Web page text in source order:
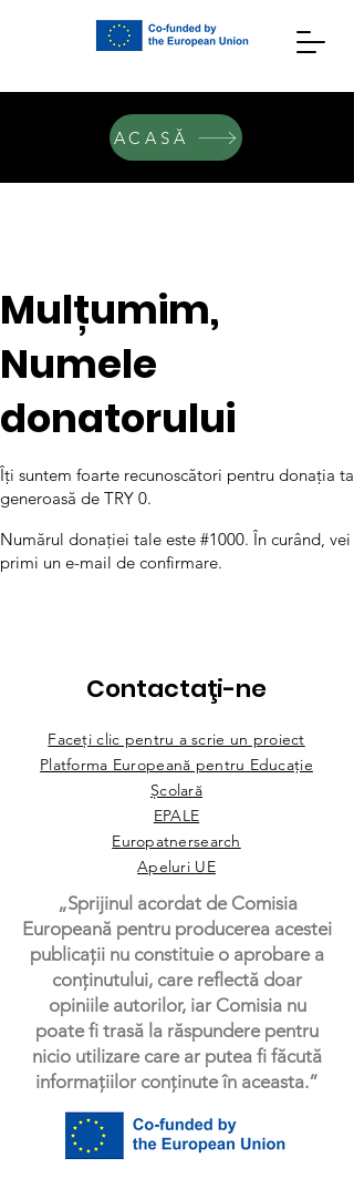
ACASĂ
Mulțumim,
Numele
donatorului
Îți suntem foarte recunoscători pentru donația ta
generoasă de TRY 0.
Numărul donației tale este #1000. În curând, vei
primi un e-mail de confirmare.
Contactaţi-ne
Faceți clic pentru a scrie un proiect
Platforma Europeană pentru Educație
Școlară
EPALE
Europatnersearch
Apeluri UE
„Sprijinul acordat de Comisia
Europeană pentru producerea acestei
publicații nu constituie o aprobare a
conținutului, care reflectă doar
opiniile autorilor, iar Comisia nu
poate fi trasă la răspundere pentru
nicio utilizare care ar putea fi făcută
informațiilor conținute în aceasta.”